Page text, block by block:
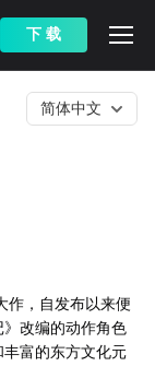
下 载
简体中文
作，自发布以来便
改编的动作角色
富的东方文化元